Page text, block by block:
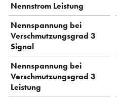
Nennstrom Leistung
Nennspannung bei
Verschmutzungsgrad 3
Signal
Nennspannung bei
Verschmutzungsgrad 3
Leistung